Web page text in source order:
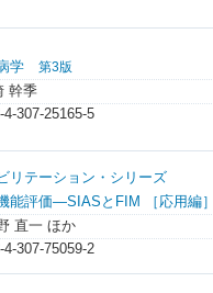
学 第3版
幹季
4-307-25165-5
リテーション・シリーズ
能評価―SIASとFIM ［応用編］
直一 ほか
4-307-75059-2